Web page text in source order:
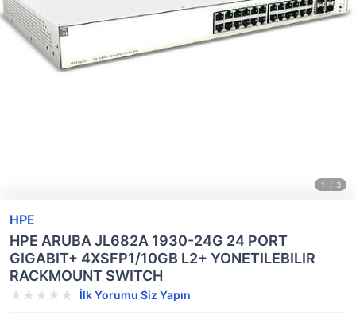
HPE
HPE ARUBA JL682A 1930-24G 24 PORT
GIGABIT+ 4XSFP1/10GB L2+ YONETILEBILIR
RACKMOUNT SWITCH
İlk Yorumu Siz Yapın